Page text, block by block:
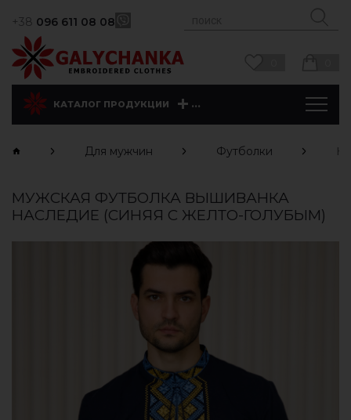
+38 096 611 08 08
КАТАЛОГ ПРОДУКЦИИ ...
Для мужчин Футболки
МУЖСКАЯ ФУТБОЛКА ВЫШИВАНКА
НАСЛЕДИЕ (СИНЯЯ С ЖЕЛТО-ГОЛУБЫМ)